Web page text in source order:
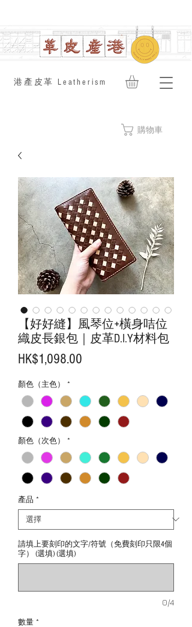
​港產皮革 Leatherism
購物車
【好好縫】風琴位+橫身咭位
織皮長銀包｜皮革D.I.Y材料包
HK$1,098.00
顏色（主色） *
顏色（次色） *
產品 *
請填上要刻印的文字/符號（免費刻印只限4個
字） (選填) (選填)
0/4
數量 *